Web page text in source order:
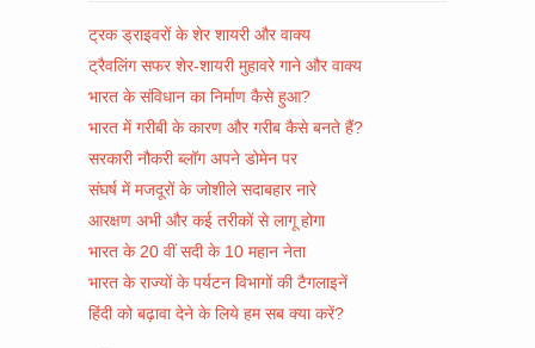
ट्रक ड्राइवरों के शेर शायरी और वाक्य
ट्रैवलिंग सफर शेर-शायरी मुहावरे गाने और वाक्य
भारत के संविधान का निर्माण कैसे हुआ?
भारत में गरीबी के कारण और गरीब कैसे बनते हैं?
सरकारी नौकरी ब्लॉग अपने डोमेन पर
संघर्ष में मजदूरों के जोशीले सदाबहार नारे
आरक्षण अभी और कई तरीकों से लागू होगा
भारत के 20 वीं सदी के 10 महान नेता
भारत के राज्यों के पर्यटन विभागों की टैगलाइनें
हिंदी को बढ़ावा देने के लिये हम सब क्या करें?